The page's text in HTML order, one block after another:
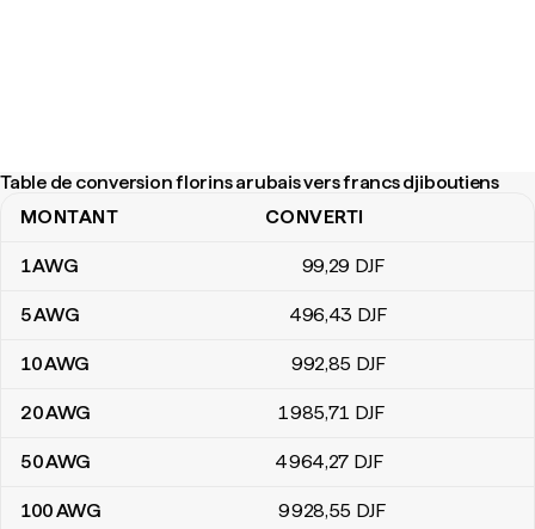
Table de conversion florins arubais vers francs djiboutiens
Table de conversion florins arubais vers francs djiboutiens
MONTANT CONVERTI
1AWG 99,29 DJF
5AWG 496,43 DJF
10AWG 992,85 DJF
20AWG 1 985,71 DJF
50AWG 4 964,27 DJF
100AWG 9 928,55 DJF